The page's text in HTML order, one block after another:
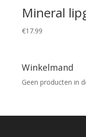
Mineral
€17.99
Winkelmand
Geen producten in